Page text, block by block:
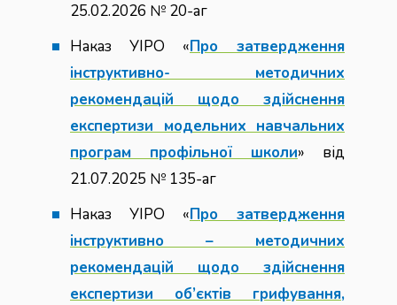
25.02.2026 № 20-аг
Наказ УІРО «Про затвердження
інструктивно- методичних
рекомендацій щодо здійснення
експертизи модельних навчальних
програм профільної школи» від
21.07.2025 № 135-аг
Наказ УІРО «Про затвердження
інструктивно – методичних
рекомендацій щодо здійснення
експертизи об’єктів грифування,